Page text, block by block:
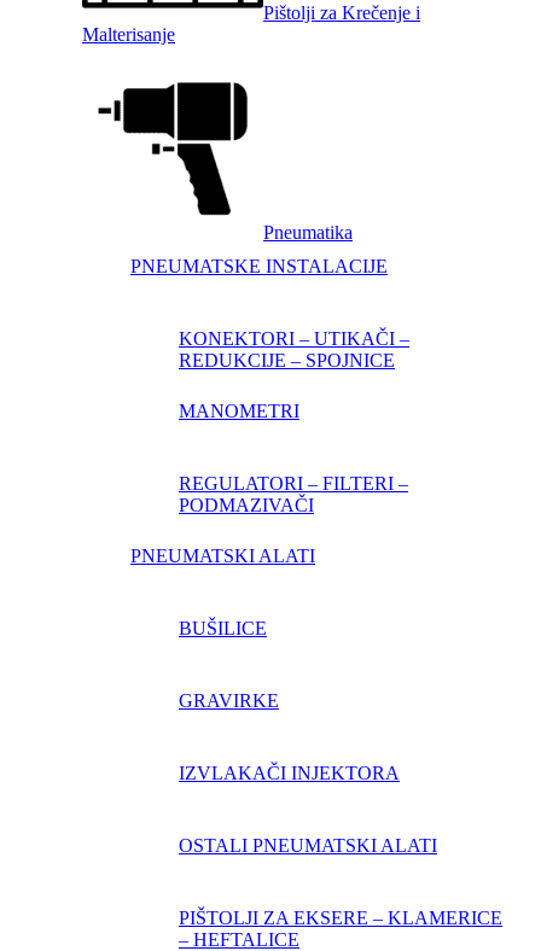
Pištolji za Krečenje i
Malterisanje
Pneumatika
PNEUMATSKE INSTALACIJE
KONEKTORI – UTIKAČI –
REDUKCIJE – SPOJNICE
MANOMETRI
REGULATORI – FILTERI –
PODMAZIVAČI
PNEUMATSKI ALATI
BUŠILICE
GRAVIRKE
IZVLAKAČI INJEKTORA
OSTALI PNEUMATSKI ALATI
PIŠTOLJI ZA EKSERE – KLAMERICE
– HEFTALICE